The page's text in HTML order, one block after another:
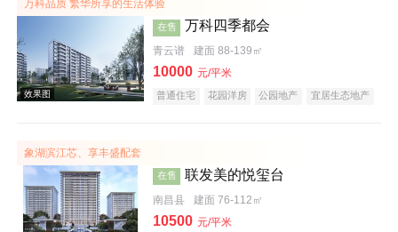
效果图
效果图
万科品质 繁华所享的生活体验
在售 万科四季都会
青云谱 建面 88-139㎡
10000 元/平米
普通住宅 花园洋房 公园地产 宜居生态地产
象湖滨江芯、享丰盛配套
在售 联发美的悦玺台
南昌县 建面 76-112㎡
10500 元/平米